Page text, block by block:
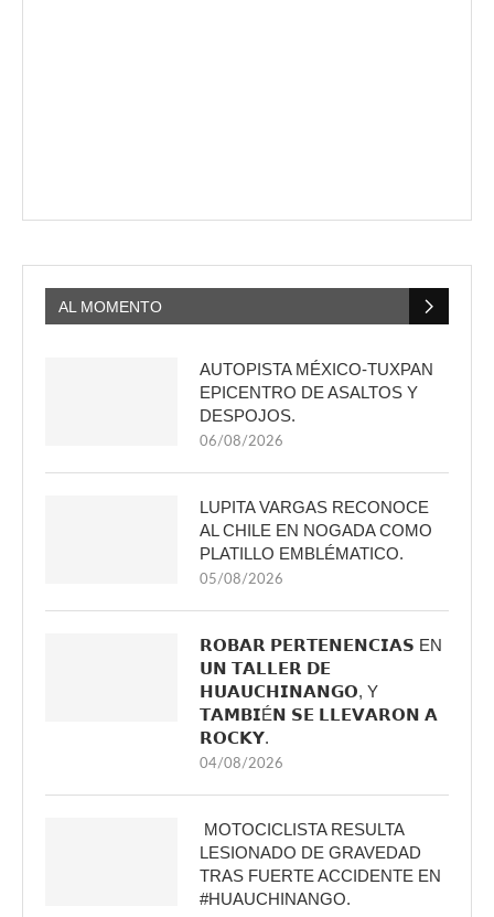
AL MOMENTO
AUTOPISTA MÉXICO-TUXPAN
EPICENTRO DE ASALTOS Y
DESPOJOS.
06/08/2026
LUPITA VARGAS RECONOCE
AL CHILE EN NOGADA COMO
PLATILLO EMBLÉMATICO.
05/08/2026
𝗥𝗢𝗕𝗔𝗥 𝗣𝗘𝗥𝗧𝗘𝗡𝗘𝗡𝗖𝗜𝗔𝗦 EN
𝗨𝗡 𝗧𝗔𝗟𝗟𝗘𝗥 𝗗𝗘
𝗛𝗨𝗔𝗨𝗖𝗛𝗜𝗡𝗔𝗡𝗚𝗢, Y
𝗧𝗔𝗠𝗕𝗜É𝗡 𝗦𝗘 𝗟𝗟𝗘𝗩𝗔𝗥𝗢𝗡 𝗔
𝗥𝗢𝗖𝗞𝗬.
04/08/2026
MOTOCICLISTA RESULTA
LESIONADO DE GRAVEDAD
TRAS FUERTE ACCIDENTE EN
#HUAUCHINANGO.